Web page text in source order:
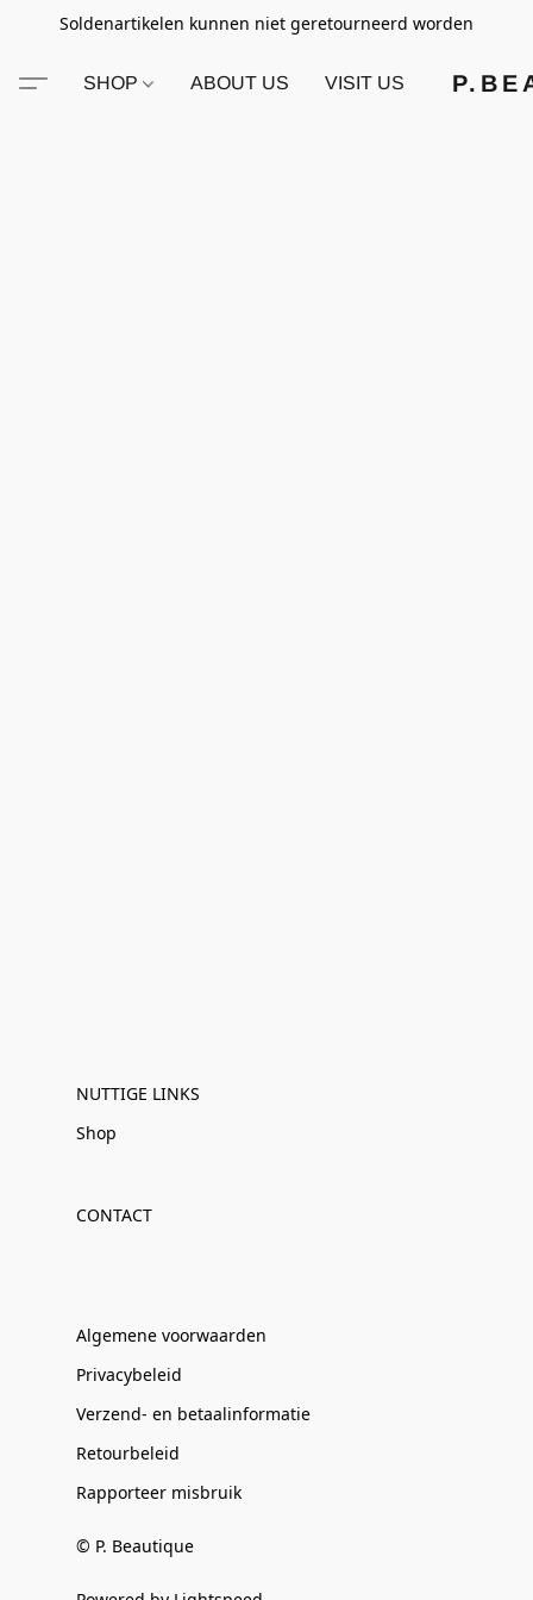
Soldenartikelen kunnen niet geretourneerd worden
SHOP ABOUT US VISIT US
NUTTIGE LINKS
Shop
CONTACT
Algemene voorwaarden
Privacybeleid
Verzend- en betaalinformatie
Retourbeleid
Rapporteer misbruik
© P. Beautique